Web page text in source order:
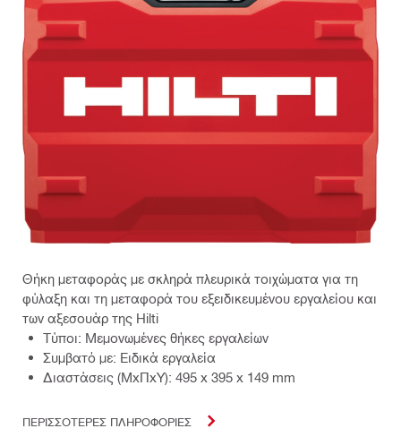
Θήκη μεταφοράς με σκληρά πλευρικά τοιχώματα για τη
φύλαξη και τη μεταφορά του εξειδικευμένου εργαλείου και
των αξεσουάρ της Hilti
Τύποι: Μεμονωμένες θήκες εργαλείων
Συμβατό με: Ειδικά εργαλεία
Διαστάσεις (ΜxΠxΥ): 495 x 395 x 149 mm
ΠΕΡΙΣΣΟΤΕΡΕΣ ΠΛΗΡΟΦΟΡΙΕΣ